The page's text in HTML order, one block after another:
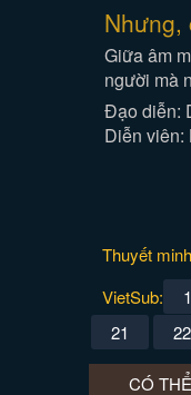
Nhưng,
Giữa âm
người mà
Đạo diễn:
Diễn viên:
Thuyết
VietSub:
1
21
22
CÓ